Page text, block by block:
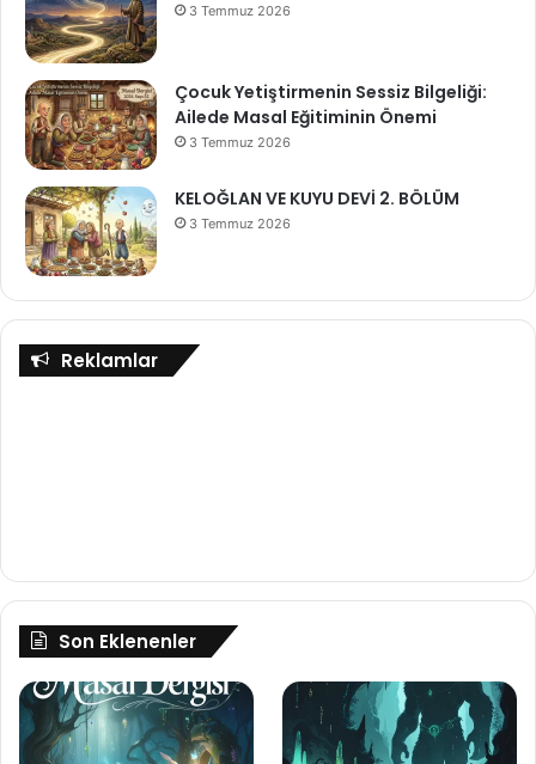
3 Temmuz 2026
Çocuk Yetiştirmenin Sessiz Bilgeliği:
Ailede Masal Eğitiminin Önemi
3 Temmuz 2026
KELOĞLAN VE KUYU DEVİ 2. BÖLÜM
3 Temmuz 2026
Reklamlar
Son Eklenenler